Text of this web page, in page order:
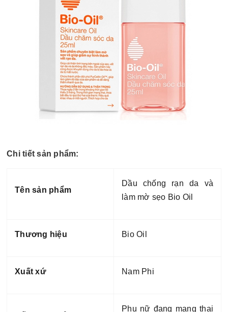
Chi tiết sản phẩm:
Tên sản phẩm
Dầu chống rạn da và
làm mờ sẹo Bio Oil
Thương hiệu Bio Oil
Xuất xứ Nam Phi
Phụ nữ đang mang thai